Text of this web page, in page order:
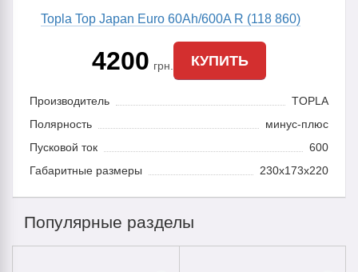
Topla Top Japan Euro 60Ah/600A R (118 860)
4200 грн. КУПИТЬ
Производитель
TOPLA
Полярность
минус-плюс
Пусковой ток
600
Габаритные размеры
230x173x220
Популярные разделы